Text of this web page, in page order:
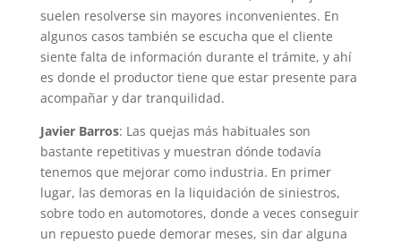
suelen resolverse sin mayores inconvenientes. En
algunos casos también se escucha que el cliente
siente falta de información durante el trámite, y ahí
es donde el productor tiene que estar presente para
acompañar y dar tranquilidad.
Javier Barros: Las quejas más habituales son
bastante repetitivas y muestran dónde todavía
tenemos que mejorar como industria. En primer
lugar, las demoras en la liquidación de siniestros,
sobre todo en automotores, donde a veces conseguir
un repuesto puede demorar meses, sin dar alguna